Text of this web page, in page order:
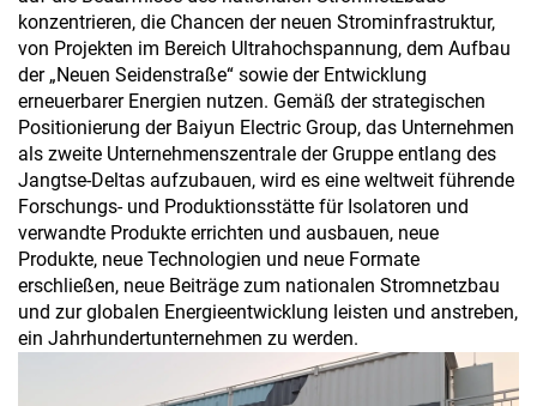
konzentrieren, die Chancen der neuen Strominfrastruktur,
von Projekten im Bereich Ultrahochspannung, dem Aufbau
der „Neuen Seidenstraße“ sowie der Entwicklung
erneuerbarer Energien nutzen. Gemäß der strategischen
Positionierung der Baiyun Electric Group, das Unternehmen
als zweite Unternehmenszentrale der Gruppe entlang des
Jangtse-Deltas aufzubauen, wird es eine weltweit führende
Forschungs- und Produktionsstätte für Isolatoren und
verwandte Produkte errichten und ausbauen, neue
Produkte, neue Technologien und neue Formate
erschließen, neue Beiträge zum nationalen Stromnetzbau
und zur globalen Energieentwicklung leisten und anstreben,
ein Jahrhundertunternehmen zu werden.